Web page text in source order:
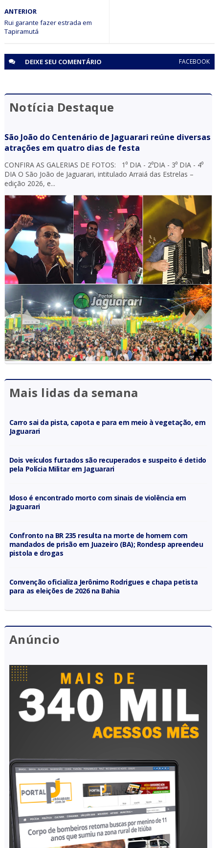
Piemonte Norte do Itapicuru: Audiência Pública discute
implantação de CEASA e Rota do Agroecoturismo
ANTERIOR
Rui garante fazer estrada em
DEIXE SEU COMENTÁRIO FACEBOOK
Notícia Destaque
São João do Centenário de Jaguarari reúne diversas
atrações em quatro dias de festa
CONFIRA AS GALERIAS DE FOTOS: 1⁰ DIA - 2⁰DIA - 3⁰ DIA - 4⁰
DIA O São João de Jaguarari, intitulado Arraiá das Estrelas –
edição 2026, e...
Mais lidas da semana
Carro sai da pista, capota e para em meio à vegetação, em
Jaguarari
Dois veículos furtados são recuperados e suspeito é detido
pela Polícia Militar em Jaguarari
Idoso é encontrado morto com sinais de violência em
Jaguarari
Confronto na BR 235 resulta na morte de homem com
mandados de prisão em Juazeiro (BA); Rondesp apreendeu
pistola e drogas
Convenção oficializa Jerônimo Rodrigues e chapa petista
para as eleições de 2026 na Bahia
Anúncio